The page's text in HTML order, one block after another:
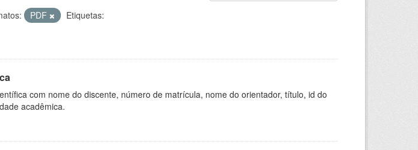
PDF
Etiquetas:
com nome do discente, número de matrícula, nome do orientador, título, id do
acadêmica.